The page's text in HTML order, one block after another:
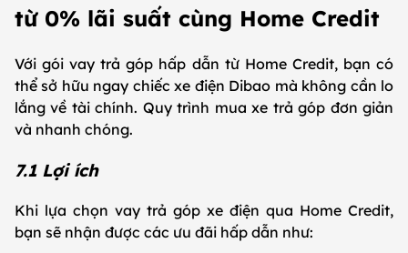
từ 0% lãi suất cùng Home Credit
Với gói vay trả góp hấp dẫn từ Home Credit, bạn có
thể sở hữu ngay chiếc xe điện Dibao mà không cần lo
lắng về tài chính. Quy trình mua xe trả góp đơn giản
và nhanh chóng.
7.1 Lợi ích
Khi lựa chọn vay trả góp xe điện qua Home Credit,
bạn sẽ nhận được các ưu đãi hấp dẫn như: